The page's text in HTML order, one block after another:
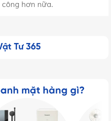
công hơn nữa.
Tư 365
mặt hàng gì?